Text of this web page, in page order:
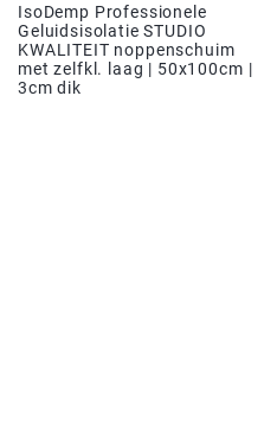
IsoDemp Professionele
Geluidsisolatie STUDIO
KWALITEIT noppenschuim
met zelfkl. laag | 50x100cm |
3cm dik